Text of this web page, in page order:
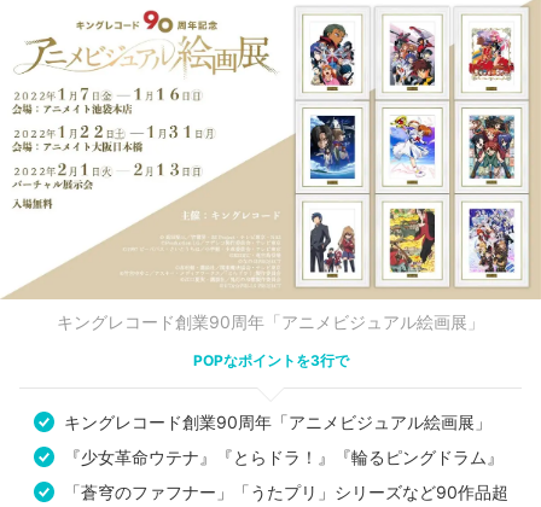
キングレコード創業90周年「アニメビジュアル絵画展」
POPなポイントを3行で
キングレコード創業90周年「アニメビジュアル絵画展」
『少女革命ウテナ』『とらドラ！』『輪るピングドラム』
「蒼穹のファフナー」「うたプリ」シリーズなど90作品超